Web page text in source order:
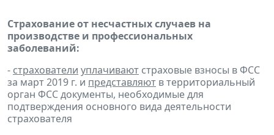
Страхование от несчастных случаев на
производстве и профессиональных
заболеваний:
- страхователи уплачивают страховые взносы в ФСС
за март 2019 г. и представляют в территориальный
орган ФСС документы, необходимые для
подтверждения основного вида деятельности
страхователя